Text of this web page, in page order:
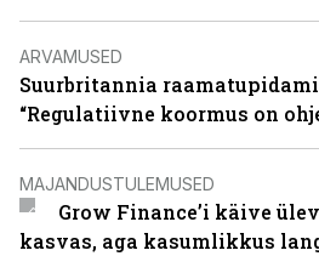
ARVAMUSED
Suurbritannia
“Regulatiivne koormus on
MAJANDUSTULEMUSED
Grow Finance’i käive
kasvas, aga kasumlikkus